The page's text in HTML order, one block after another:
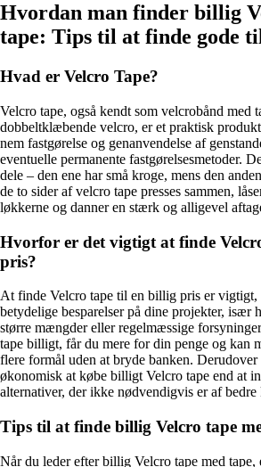
Hvordan man finder billig
tape: Tips til at finde gode
Hvad er Velcro Tape?
Velcro tape, også kendt som velcrobånd med
dobbeltklæbende velcro, er et praktisk
nem fastgørelse og genanvendelse af
eventuelle permanente fastgørelsesmetoder.
dele – den ene har små kroge, mens den
de to sider af velcro tape presses sammen,
løkkerne og danner en stærk og alligevel
Hvorfor er det vigtigt at finde
pris?
At finde Velcro tape til en billig pris er vigtigt,
betydelige besparelser på dine projekter, især
større mængder eller regelmæssige
tape billigt, får du mere for din penge og kan
flere formål uden at bryde banken.
økonomisk at købe billigt Velcro tape end at
alternativer, der ikke nødvendigvis er af bedre
Tips til at finde billig Velcro tape
Når du leder efter billig Velcro tape med